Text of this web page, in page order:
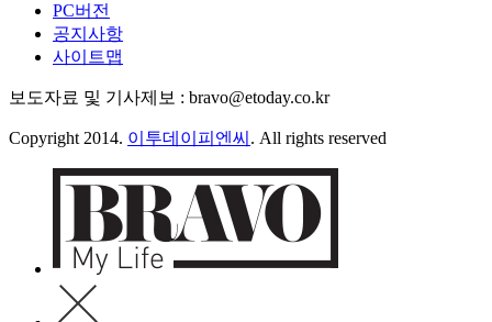
PC버전
공지사항
사이트맵
보도자료 및 기사제보 : bravo@etoday.co.kr
Copyright 2014. 이투데이피엔씨 . All rights reserved